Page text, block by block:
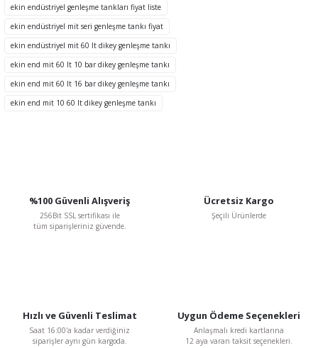
Ürün açıklamasında eksik bilgiler bulunuyor.
Ürün bilgilerinde hatalar bulunuyor.
Ürün fiyatı diğer sitelerden daha pahalı.
Bu ürüne benzer farklı alternatifler olmalı.
ekin endüstriyel genleşme tankları fiyat liste
ekin endüstriyel mit seri genleşme tankı fiyat
ekin endüstriyel mit 60 lt dikey genleşme tankı
ekin end mit 60 lt 10 bar dikey genleşme tankı
ekin end mit 60 lt 16 bar dikey genleşme tankı
ekin end mit 10 60 lt dikey genleşme tankı
%100 Güvenli Alışveriş
256Bit SSL sertifikası ile
tüm siparişleriniz güvende.
Ücretsiz Kargo
Şeçili Ürünlerde
Hızlı ve Güvenli Teslimat
Saat 16:00'a kadar verdiğiniz
siparişler aynı gün kargoda.
Uygun Ödeme Seçenekleri
Anlaşmalı kredi kartlarına
12 aya varan taksit seçenekleri.